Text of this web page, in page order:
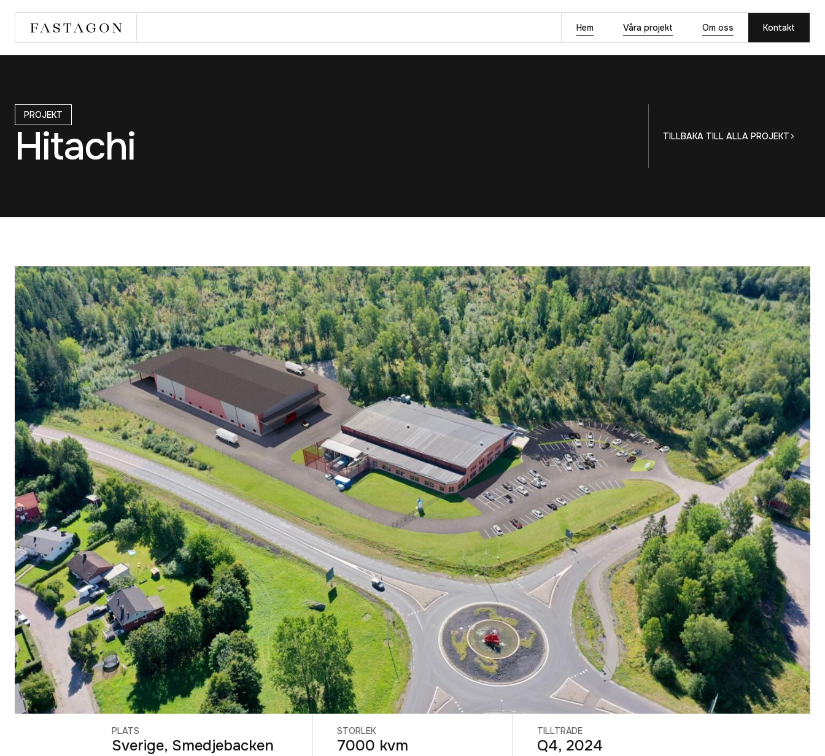
Hem Våra projekt Om oss Kontakt
PROJEKT
Hitachi TILLBAKA TILL ALLA PROJEKT
PLATS
Sverige, Smedjebacken
STORLEK
7000 kvm
TILLTRÄDE
Q4, 2024